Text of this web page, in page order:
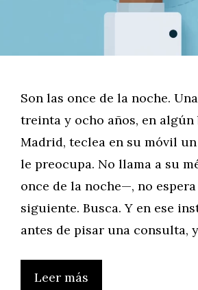
Son las once de la noche.
treinta y ocho años, en algún
Madrid, teclea en su móvil
le preocupa. No llama a su
once de la noche—, no
siguiente. Busca. Y en ese
antes de pisar una consulta,
Leer más